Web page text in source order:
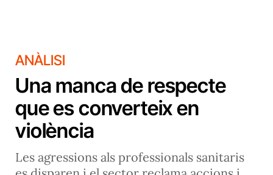
ANÀLISI
Una manca de respecte
que es converteix en
violència
Les agressions als professionals sanitaris